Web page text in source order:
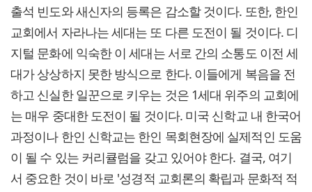
출석 빈도와 새신자의 등록은 감소할 것이다. 또한, 한인
교회에서 자라나는 세대는 또 다른 도전이 될 것이다. 디
지털 문화에 익숙한 이 세대는 서로 간의 소통도 이전 세
대가 상상하지 못한 방식으로 한다. 이들에게 복음을 전
하고 신실한 일꾼으로 키우는 것은 1세대 위주의 교회에
는 매우 중대한 도전이 될 것이다. 미국 신학교 내 한국어
과정이나 한인 신학교는 한인 목회현장에 실제적인 도움
이 될 수 있는 커리큘럼을 갖고 있어야 한다. 결국, 여기
서 중요한 것이 바로 '성경적 교회론의 확립과 문화적 적